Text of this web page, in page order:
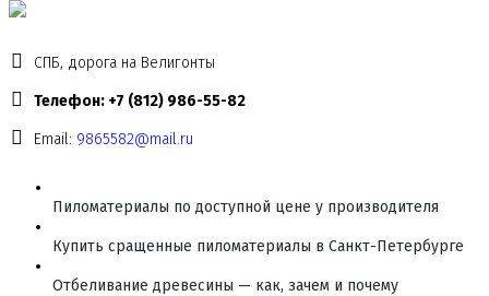
СПБ, дорога на Велигонты
Телефон: +7 (812) 986-55-82
Email: 9865582@mail.ru
Пиломатериалы по доступной цене у производителя
Купить сращенные пиломатериалы в Санкт-Петербурге
Отбеливание древесины — как, зачем и почему